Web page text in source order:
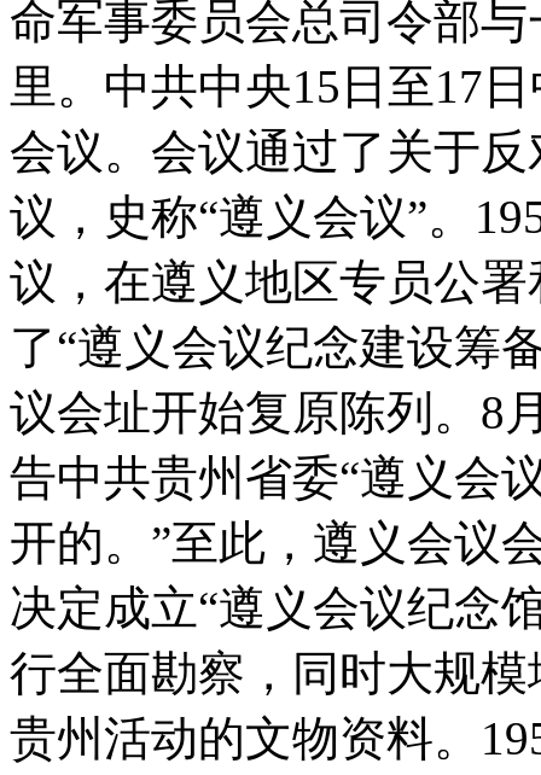
命军事委员会总司令部
里。中共中央15日至17
会议。会议通过了关于
议，史称“遵义会议”。
议，在遵义地区专员公
了“遵义会议纪念建设筹
议会址开始复原陈列。8
告中共贵州省委“遵义会
开的。”至此，遵义会议
决定成立“遵义会议纪念
行全面勘察，同时大规
贵州活动的文物资料。